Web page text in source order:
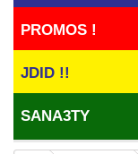
PROMOS !
JDID !!
SANA3TY